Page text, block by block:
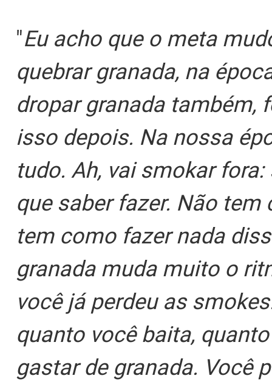
"Eu acho que o meta
quebrar granada, na
dropar granada também,
isso depois. Na nossa
tudo. Ah, vai smokar
que saber fazer. Não
tem como fazer nada
granada muda muito o
você já perdeu as
quanto você baita,
gastar de granada. Você